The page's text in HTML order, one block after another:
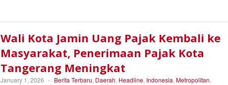
Wali Kota Jamin Uang Pajak Kembali ke
Masyarakat, Penerimaan Pajak Kota
Tangerang Meningkat
January 1, 2026 - Berita Terbaru, Daerah, Headline, Indonesia, Metropolitan,